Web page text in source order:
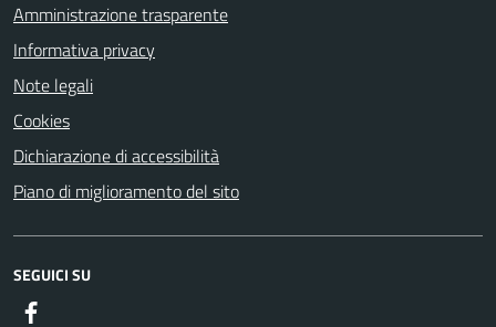
Amministrazione trasparente
Informativa privacy
Note legali
Cookies
Dichiarazione di accessibilità
Piano di miglioramento del sito
SEGUICI SU